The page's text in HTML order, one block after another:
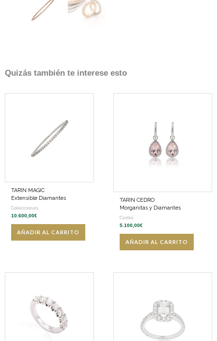
Quizás también te interese esto
TARIN MAGIC
Extensible Diamantes
Colecciones
10.600,00€
AÑADIR AL CARRITO
TARIN CEDRO
Morganitas y Diamantes
Cedro
5.100,00€
AÑADIR AL CARRITO